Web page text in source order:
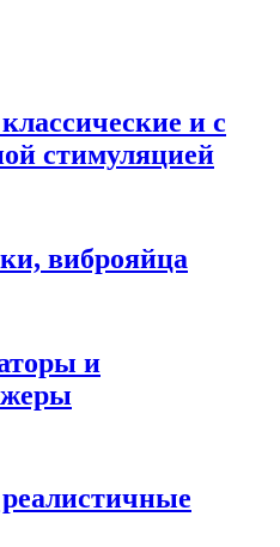
и с
стимуляцией
виброяйца
и